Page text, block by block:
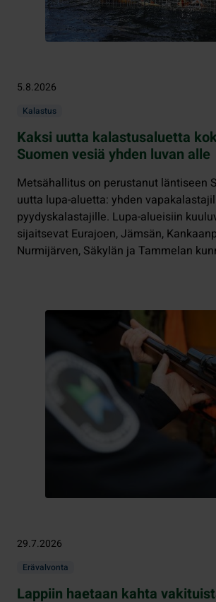
5.8.2026
Kalastus
Kaksi uutta kalastusaluetta
Suomen vesiä yhden luvan alle
Metsähallitus on perustanut läntiseen
uutta lupa-aluetta: yhden
pyydyskalastajille. Lupa-alueisiin
sijaitsevat Eurajoen, Jämsän,
Nurmijärven, Säkylän ja Tammelan
29.7.2026
Erävalvonta
Lappiin haetaan kahta